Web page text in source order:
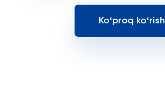
Koʻproq koʻrish